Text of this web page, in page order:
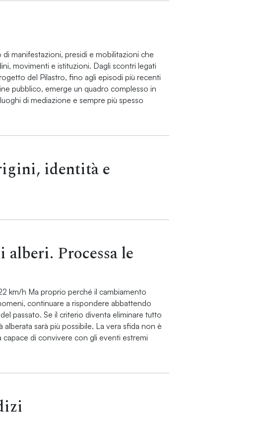
manifestazioni, presidi e mobilitazioni che
movimenti e istituzioni. Dagli scontri legati
del Pilastro, fino agli episodi più recenti
pubblico, emerge un quadro complesso in
di mediazione e sempre più spesso
identità e
Processa le
km/h Ma proprio perché il cambiamento
continuare a rispondere abbattendo
passato. Se il criterio diventa eliminare tutto
sarà più possibile. La vera sfida non è
di convivere con gli eventi estremi